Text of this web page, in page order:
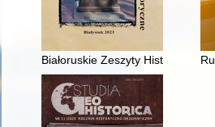
Białoruskie Zeszyty Historyczne.